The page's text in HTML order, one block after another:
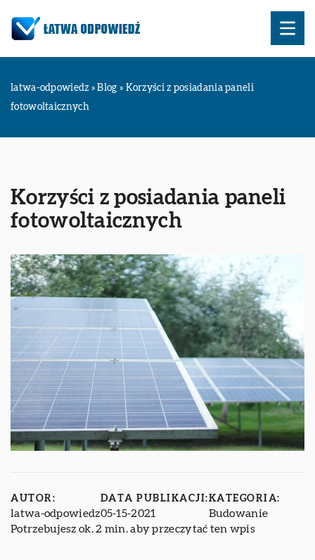
latwa-odpowiedz »Blog » Korzyści z posiadania paneli
fotowoltaicznych
Korzyści z posiadania paneli
fotowoltaicznych
AUTOR:
latwa-odpowiedz
DATA PUBLIKACJI:
05-15-2021
KATEGORIA:
Budowanie
Potrzebujesz ok. 2 min. aby przeczytać ten wpis